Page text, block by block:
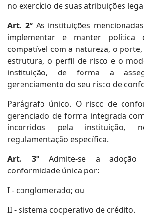
no exercício de suas atribuições
Art. 2º As instituições
implementar e manter política
compatível com a natureza, o
estrutura, o perfil de risco e o
instituição, de forma a
gerenciamento do seu risco de
Parágrafo único. O risco de
gerenciado de forma integrada
incorridos pela instituição,
regulamentação específica.
Art. 3º Admite-se a
conformidade única por:
I - conglomerado; ou
II - sistema cooperativo de crédito.